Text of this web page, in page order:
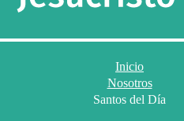
Inicio
Nosotros
Santos del Día